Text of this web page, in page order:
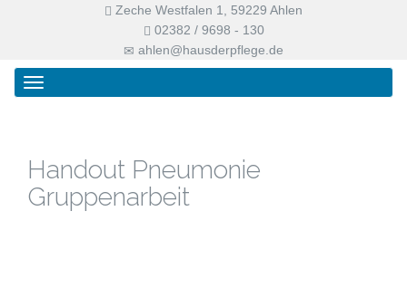
Zeche Westfalen 1, 59229 Ahlen
02382 / 9698 - 130
ahlen@hausderpflege.de
Primary
Menu
Skip
Haus der Pflege
Handout Pneumonie
Gruppenarbeit